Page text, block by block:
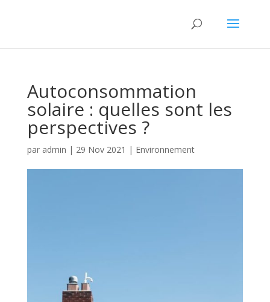
Autoconsommation
solaire : quelles sont les
perspectives ?
par admin | 29 Nov 2021 | Environnement